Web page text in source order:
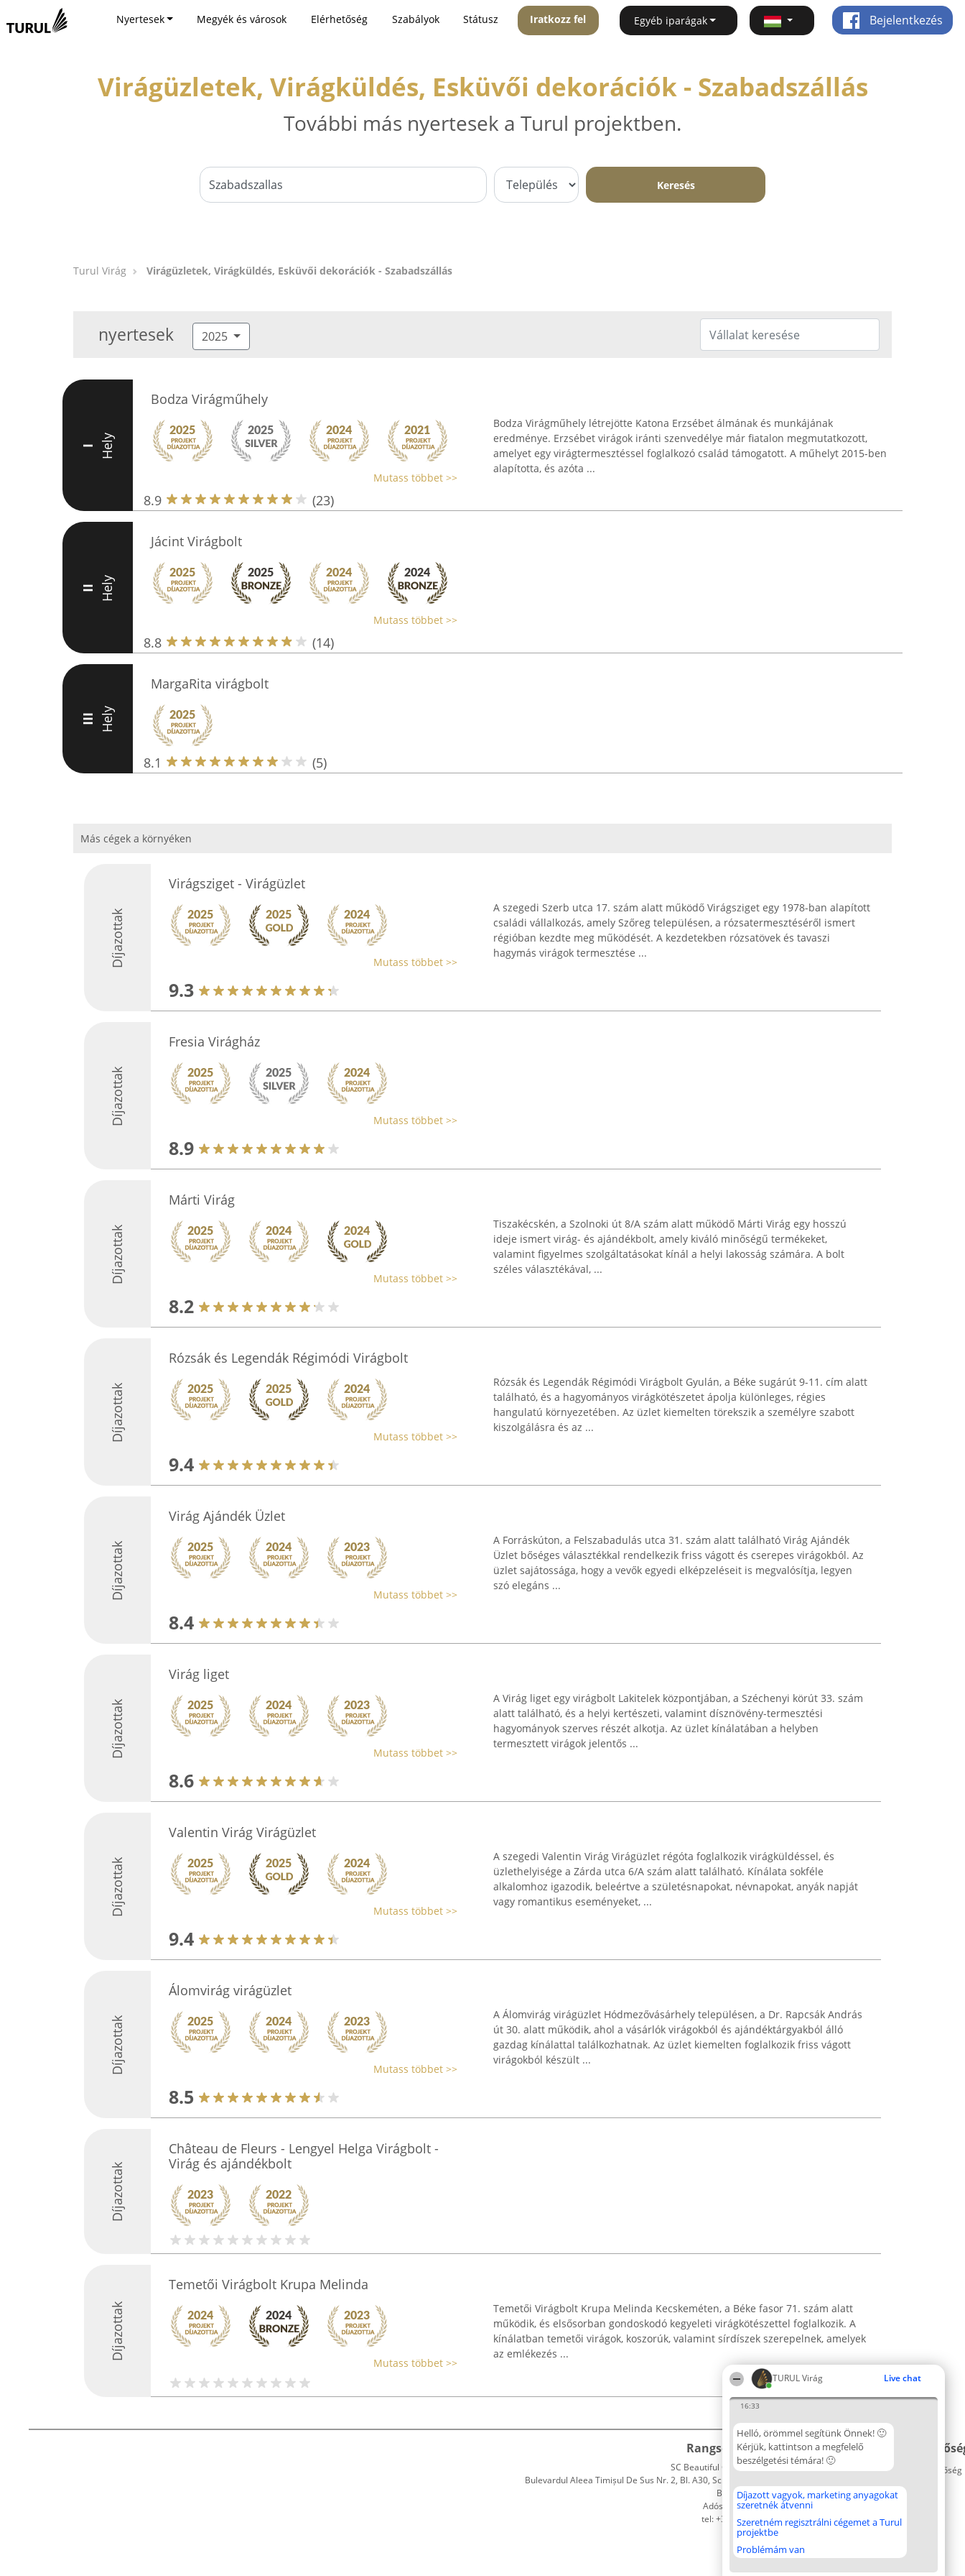
TURUL Virág Live chat
16:33
Helló, örömmel segítünk Önnek! 🙂
Kérjük, kattintson a megfelelő
beszélgetési témára! 🙂
Díjazott vagyok, marketing anyagokat
szeretnék átvenni
Szeretném regisztrálni cégemet a Turul
projektbe
Problémám van
Nyertesek Megyék és városok Elérhetőség Szabályok Státusz Iratkozz fel Egyéb iparágak Bejelentkezés
Virágüzletek, Virágküldés, Esküvői dekorációk - Szabadszállás
További más nyertesek a Turul projektben.
Keresés
Turul Virág Virágüzletek, Virágküldés, Esküvői dekorációk - Szabadszállás
nyertesek 2025
I Hely
Bodza Virágműhely
Mutass többet >>
8.9 (23)
Bodza Virágműhely létrejötte Katona Erzsébet álmának és munkájának
eredménye. Erzsébet virágok iránti szenvedélye már fiatalon megmutatkozott,
amelyet egy virágtermesztéssel foglalkozó család támogatott. A műhelyt 2015-ben
alapította, és azóta ...
II Hely
Jácint Virágbolt
Mutass többet >>
8.8 (14)
III Hely
MargaRita virágbolt
8.1 (5)
Más cégek a környéken
Díjazottak
Virágsziget - Virágüzlet
Mutass többet >>
9.3
A szegedi Szerb utca 17. szám alatt működő Virágsziget egy 1978-ban alapított
családi vállalkozás, amely Szőreg településen, a rózsatermesztéséről ismert
régióban kezdte meg működését. A kezdetekben rózsatövek és tavaszi
hagymás virágok termesztése ...
Díjazottak
Fresia Virágház
Mutass többet >>
8.9
Díjazottak
Márti Virág
Mutass többet >>
8.2
Tiszakécskén, a Szolnoki út 8/A szám alatt működő Márti Virág egy hosszú
ideje ismert virág- és ajándékbolt, amely kiváló minőségű termékeket,
valamint figyelmes szolgáltatásokat kínál a helyi lakosság számára. A bolt
széles választékával, ...
Díjazottak
Rózsák és Legendák Régimódi Virágbolt
Mutass többet >>
9.4
Rózsák és Legendák Régimódi Virágbolt Gyulán, a Béke sugárút 9-11. cím alatt
található, és a hagyományos virágkötészetet ápolja különleges, régies
hangulatú környezetében. Az üzlet kiemelten törekszik a személyre szabott
kiszolgálásra és az ...
Díjazottak
Virág Ajándék Üzlet
Mutass többet >>
8.4
A Forráskúton, a Felszabadulás utca 31. szám alatt található Virág Ajándék
Üzlet bőséges választékkal rendelkezik friss vágott és cserepes virágokból. Az
üzlet sajátossága, hogy a vevők egyedi elképzeléseit is megvalósítja, legyen
szó elegáns ...
Díjazottak
Virág liget
Mutass többet >>
8.6
A Virág liget egy virágbolt Lakitelek központjában, a Széchenyi körút 33. szám
alatt található, és a helyi kertészeti, valamint dísznövény-termesztési
hagyományok szerves részét alkotja. Az üzlet kínálatában a helyben
termesztett virágok jelentős ...
Díjazottak
Valentin Virág Virágüzlet
Mutass többet >>
9.4
A szegedi Valentin Virág Virágüzlet régóta foglalkozik virágküldéssel, és
üzlethelyisége a Zárda utca 6/A szám alatt található. Kínálata sokféle
alkalomhoz igazodik, beleértve a születésnapokat, névnapokat, anyák napját
vagy romantikus eseményeket, ...
Díjazottak
Álomvirág virágüzlet
Mutass többet >>
8.5
A Álomvirág virágüzlet Hódmezővásárhely településen, a Dr. Rapcsák András
út 30. alatt működik, ahol a vásárlók virágokból és ajándéktárgyakból álló
gazdag kínálattal találkozhatnak. Az üzlet kiemelten foglalkozik friss vágott
virágokból készült ...
Díjazottak
Château de Fleurs - Lengyel Helga Virágbolt -
Virág és ajándékbolt
Díjazottak
Temetői Virágbolt Krupa Melinda
Mutass többet >>
Temetői Virágbolt Krupa Melinda Kecskeméten, a Béke fasor 71. szám alatt
működik, és elsősorban gondoskodó kegyeleti virágkötészettel foglalkozik. A
kínálatban temetői virágok, koszorúk, valamint sírdíszek szerepelnek, amelyek
az emlékezés ...
Rangsorszervező
SC Beautiful Company S.R.L.
Bulevardul Aleea Timișul De Sus Nr. 2, Bl. A30, Sc. A, Et. 4, Ap. 13
Bukarest 53-238
Adószám 36737675
tel: +363 033 425 71
Népszavazás
Nyertesek
díjazottak
Szabályok
Státusz
Prywatności
Elérhetőség